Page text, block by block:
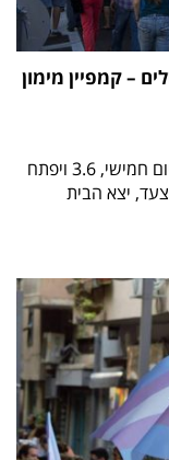
– קמפיין מימון
מצעד הגאווה והסובלנות בירושלים יתקיים ביום חמישי, 3.6 ויפתח
יצא הבית